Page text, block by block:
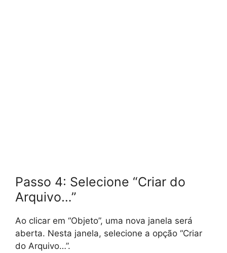
Passo 4: Selecione “Criar do
Arquivo…”
Ao clicar em “Objeto”, uma nova janela será
aberta. Nesta janela, selecione a opção “Criar
do Arquivo…”.